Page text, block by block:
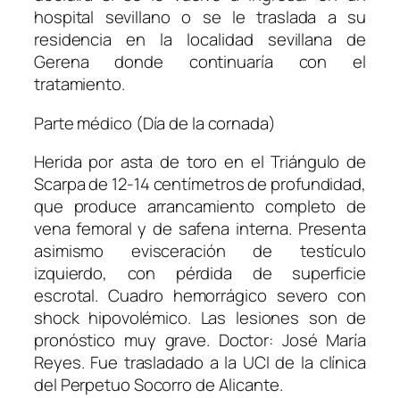
hospital sevillano o se le traslada a su
residencia en la localidad sevillana de
Gerena donde continuaría con el
tratamiento.
Parte médico (Día de la cornada)
Herida por asta de toro en el Triángulo de
Scarpa de 12-14 centímetros de profundidad,
que produce arrancamiento completo de
vena femoral y de safena interna. Presenta
asimismo evisceración de testículo
izquierdo, con pérdida de superficie
escrotal. Cuadro hemorrágico severo con
shock hipovolémico. Las lesiones son de
pronóstico muy grave. Doctor: José María
Reyes. Fue trasladado a la UCI de la clínica
del Perpetuo Socorro de Alicante.